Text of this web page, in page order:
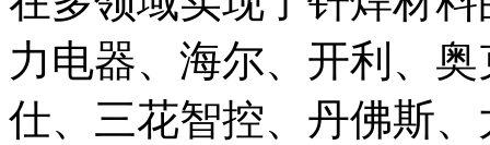
力电器、海尔、开利、
仕、三花智控、丹佛斯